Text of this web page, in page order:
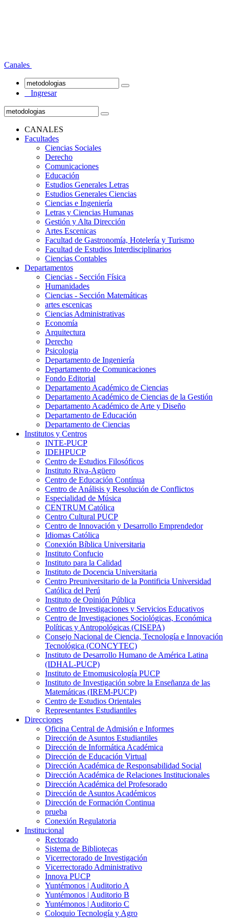
Canales
Ingresar
CANALES
Facultades
Ciencias Sociales
Derecho
Comunicaciones
Educación
Estudios Generales Letras
Estudios Generales Ciencias
Ciencias e Ingeniería
Letras y Ciencias Humanas
Gestión y Alta Dirección
Artes Escenicas
Facultad de Gastronomía, Hotelería y Turismo
Facultad de Estudios Interdisciplinarios
Ciencias Contables
Departamentos
Ciencias - Sección Física
Humanidades
Ciencias - Sección Matemáticas
artes escenicas
Ciencias Administrativas
Economía
Arquitectura
Derecho
Psicologia
Departamento de Ingeniería
Departamento de Comunicaciones
Fondo Editorial
Departamento Académico de Ciencias
Departamento Académico de Ciencias de la Gestión
Departamento Académico de Arte y Diseño
Departamento de Educación
Departamento de Ciencias
Institutos y Centros
INTE-PUCP
IDEHPUCP
Centro de Estudios Filosóficos
Instituto Riva-Agüero
Centro de Educación Contínua
Centro de Análisis y Resolución de Conflictos
Especialidad de Música
CENTRUM Católica
Centro Cultural PUCP
Centro de Innovación y Desarrollo Emprendedor
Idiomas Católica
Conexión Bíblica Universitaria
Instituto Confucio
Instituto para la Calidad
Instituto de Docencia Universitaria
Centro Preuniversitario de la Pontificia Universidad
Católica del Perú
Instituto de Opinión Pública
Centro de Investigaciones y Servicios Educativos
Centro de Investigaciones Sociológicas, Económica
Políticas y Antropológicas (CISEPA)
Consejo Nacional de Ciencia, Tecnología e Innovación
Tecnológica (CONCYTEC)
Instituto de Desarrollo Humano de América Latina
(IDHAL-PUCP)
Instituto de Etnomusicología PUCP
Instituto de Investigación sobre la Enseñanza de las
Matemáticas (IREM-PUCP)
Centro de Estudios Orientales
Representantes Estudiantiles
Direcciones
Oficina Central de Admisión e Informes
Dirección de Asuntos Estudiantiles
Dirección de Informática Académica
Dirección de Educación Virtual
Dirección Académica de Responsabilidad Social
Dirección Académica de Relaciones Institucionales
Dirección Académica del Profesorado
Dirección de Asuntos Académicos
Dirección de Formación Continua
prueba
Conexión Regulatoria
Institucional
Rectorado
Sistema de Bibliotecas
Vicerrectorado de Investigación
Vicerrectorado Administrativo
Innova PUCP
Yuntémonos | Auditorio A
Yuntémonos | Auditorio B
Yuntémonos | Auditorio C
Coloquio Tecnología y Agro